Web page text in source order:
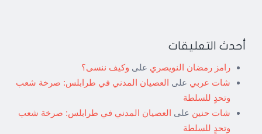
أحدث التعليقات
رامز رمضان النويصري على وكيف ننسى؟
شات عربي على العصيان المدني في طرابلس: صرخة شعب
وتحدٍ للسلطة
شات حنين على العصيان المدني في طرابلس: صرخة شعب
وتحدٍ للسلطة